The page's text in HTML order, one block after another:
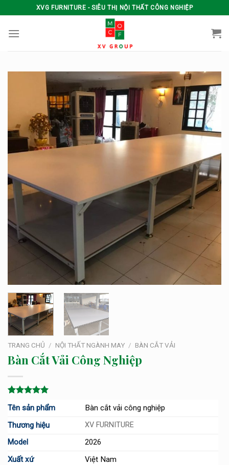
to
content
XVG FURNITURE - SIÊU THỊ NỘI THẤT CÔNG NGHIỆP
TRANG CHỦ / NỘI THẤT NGÀNH MAY / BÀN CẮT VẢI
Bàn Cắt Vải Công Nghiệp
dựa trên
Tên sản phẩm
Bàn cắt vải công nghiệp
Thương hiệu
XV FURNITURE
Model
2026
Xuất xứ Việt Nam